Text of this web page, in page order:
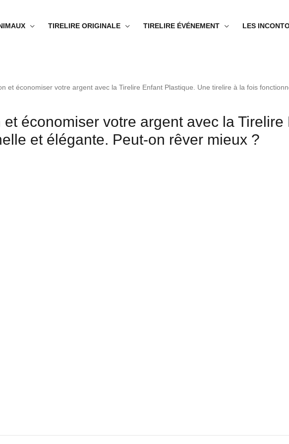
TIRELIRE ORIGINALE TIRELIRE ÉVÉNEMENT LES
et économiser votre argent avec la Tirelire Enfant Plastique. Une tirelire à la fois
économiser votre argent avec la Tirelire
et élégante. Peut-on rêver mieux ?